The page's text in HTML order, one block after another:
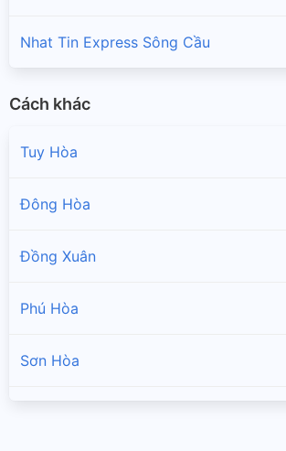
Nhat Tin Express Sông Cầu
Cách khác
Tuy Hòa
Đông Hòa
Đồng Xuân
Phú Hòa
Sơn Hòa